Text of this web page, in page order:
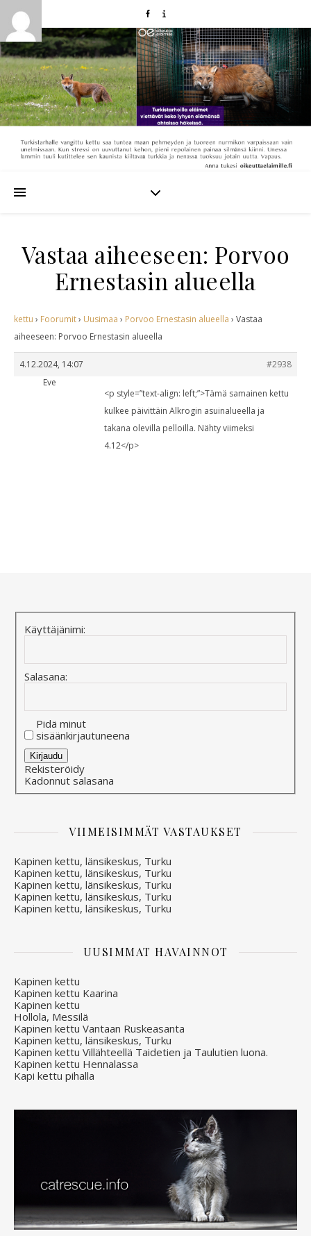
Vastaa aiheeseen: Porvoo
Ernestasin alueella
kettu › Foorumit› Uusimaa › Porvoo Ernestasin alueella › Vastaa
aiheeseen: Porvoo Ernestasin alueella
4.12.2024, 14:07
#2938
Eve
<p style=”text-align: left;”>Tämä samainen kettu
kulkee päivittäin Alkrogin asuinalueella ja
takana olevilla pelloilla. Nähty viimeksi
4.12</p>
Käyttäjänimi:
Salasana:
Pidä minut
sisäänkirjautuneena
Alternative:
Kirjaudu
Rekisteröidy
Kadonnut salasana
VIIMEISIMMÄT VASTAUKSET
Kapinen kettu, länsikeskus, Turku
Kapinen kettu, länsikeskus, Turku
Kapinen kettu, länsikeskus, Turku
Kapinen kettu, länsikeskus, Turku
Kapinen kettu, länsikeskus, Turku
UUSIMMAT HAVAINNOT
Kapinen kettu
Kapinen kettu Kaarina
Kapinen kettu
Hollola, Messilä
Kapinen kettu Vantaan Ruskeasanta
Kapinen kettu, länsikeskus, Turku
Kapinen kettu Villähteellä Taidetien ja Taulutien luona.
Kapinen kettu Hennalassa
Kapi kettu pihalla